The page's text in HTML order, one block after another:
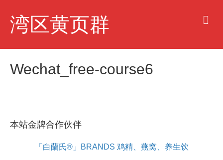
湾区黄页群
u
Wechat_free-course6
本站金牌合作伙伴
「白蘭氏®」BRANDS 鸡精、燕窝、养生饮